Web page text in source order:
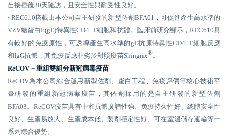
苗接種後30天隨訪，且安全性與耐受性良好。
· REC610搭載由本公司自主研發的新型佐劑BFA01，可促進產生高水準的
VZV糖蛋白E(gE)特異性CD4+T細胞和抗體。臨床前研究顯示，REC610具
有較好的免疫原性，可誘導產生高水準的gE抗原特異性CD4+T細胞反應
和IgG抗體，其免疫反應非劣於對照疫苗Shingrix®。
ReCOV－重組雙組分新冠病毒疫苗
ReCOV為本公司綜合運用新型佐劑、蛋白工程、免疫評價等核心技術平
臺研發的重組新冠病毒疫苗，其佐劑採用的是自主研發的新型佐劑
BFA03。ReCOV疫苗具有中和抗體廣譜性強、免疫持久性好、總體安全性
良好、生產易放大、生產成本低、製劑穩定性好、可在室溫儲存運輸等一
系列綜合優勢。